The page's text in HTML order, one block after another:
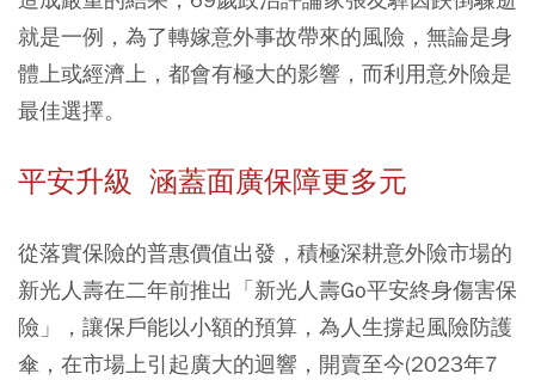
就是一例，為了轉嫁意外事故帶來的風險，無論是身
體上或經濟上，都會有極大的影響，而利用意外險是
最佳選擇。
平安升級 涵蓋面廣保障更多元
從落實保險的普惠價值出發，積極深耕意外險市場的
新光人壽在二年前推出「新光人壽Go平安終身傷害保
險」，讓保戶能以小額的預算，為人生撐起風險防護
傘，在市場上引起廣大的迴響，開賣至今(2023年7